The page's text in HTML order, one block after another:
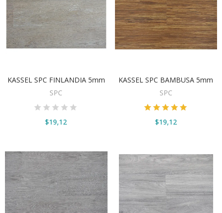
VER OPCIONES
KASSEL SPC FINLANDIA 5mm
SPC
$19,12
VER OPCIONES
KASSEL SPC BAMBUSA 5mm
SPC
$19,12